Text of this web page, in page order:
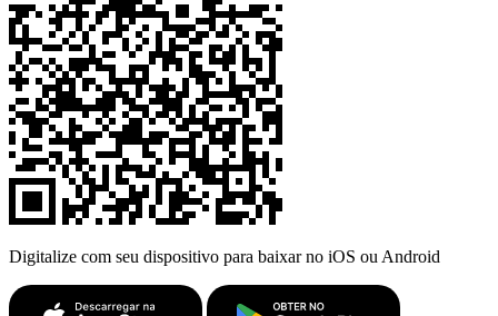
Digitalize com seu dispositivo para baixar no iOS ou Android